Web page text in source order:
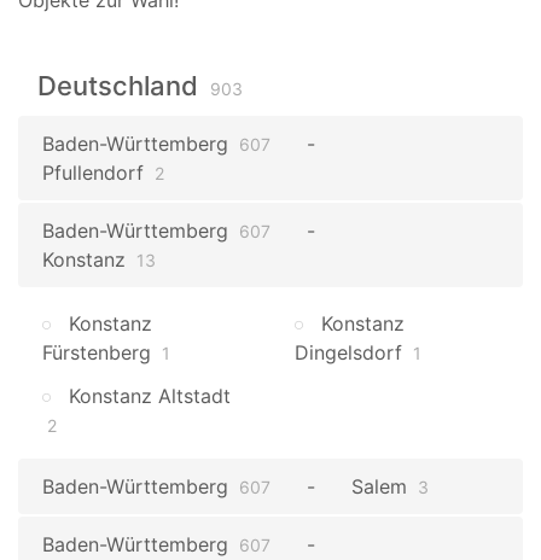
Deutschland 903
Baden-Württemberg 607
Pfullendorf 2
Baden-Württemberg 607
Konstanz 13
Konstanz
Fürstenberg
1
Konstanz
Dingelsdorf 1
Konstanz Altstadt
2
Baden-Württemberg 607 Salem 3
Baden-Württemberg 607